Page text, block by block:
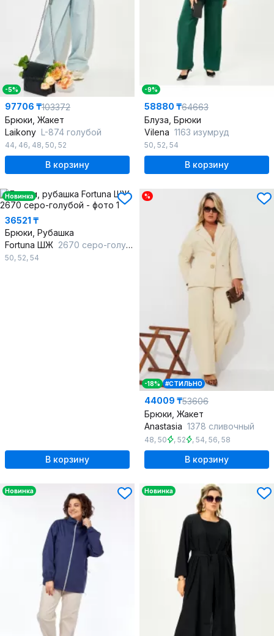
-5%
97706 ₸103372
Брюки, Жакет
Laikony L-874 голубой
44, 46, 48, 50, 52
В корзину
-9%
58880 ₸64663
Блуза, Брюки
Vilena 1163 изумруд
50, 52, 54
В корзину
Новинка
36521 ₸
Брюки, Рубашка
Fortuna ШЖ 2670 серо-голубой
50, 52, 54
В корзину
%
-18% #СТИЛЬНО
44009 ₸53606
Брюки, Жакет
Anastasia 1378 сливочный
48, 50 , 52 , 54, 56, 58
В корзину
Новинка Новинка